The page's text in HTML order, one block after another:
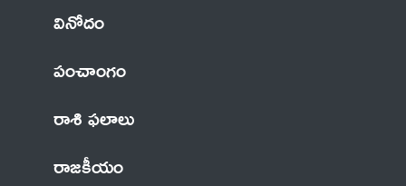
వినోదం
పంచాంగం
రాశి ఫలాలు
రాజకీయం